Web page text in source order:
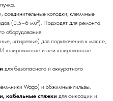
соединительные колодки, клеммные
(0.5–6 мм²). Подходят для ремонта
оборудования.
штыревые) для подключения к массе,
Изолированные и неизолированные
для безопасного и аккуратного
Wago) и обжимные гильзы.
кабельные стяжки для фиксации и